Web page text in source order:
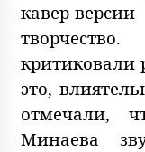
кавер-
критиковали
это,
отмечали,
Минаева